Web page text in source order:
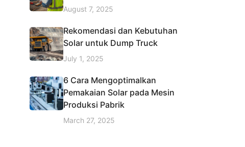
August 7, 2025
Rekomendasi dan Kebutuhan
Solar untuk Dump Truck
July 1, 2025
6 Cara Mengoptimalkan
Pemakaian Solar pada Mesin
Produksi Pabrik
March 27, 2025